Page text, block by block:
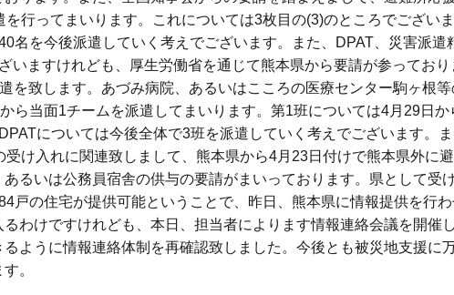
行ってまいります。これについては3枚目の(3)のところでございま
名を今後派遣していく考えでございます。また、DPAT、災害派遣
ますけれども、厚生労働省を通じて熊本県から要請が参っており
を致します。あづみ病院、あるいはこころの医療センター駒ヶ根等
ら当面1チームを派遣してまいります。第1班については4月29日か
については今後全体で3班を派遣していく考えでございます。ま
け入れに関連致しまして、熊本県から4月23日付けで熊本県外に
るいは公務員宿舎の供与の要請がまいっております。県として受
戸の住宅が提供可能ということで、昨日、熊本県に情報提供を行わ
わけですけれども、本日、担当者によります情報連絡会議を開催し
ように情報連絡体制を再確認致しました。今後とも被災地支援に
。